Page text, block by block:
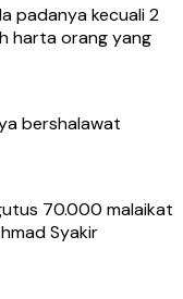
padanya kecuali 2
harta orang yang
bershalawat
70.000 malaikat
Syakir